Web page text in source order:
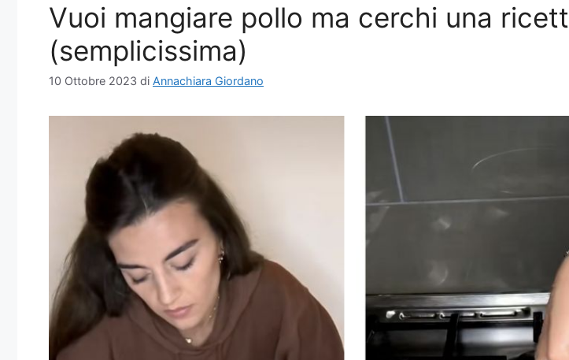
Vuoi mangiare pollo ma cerchi una
(semplicissima)
10 Ottobre 2023 di Annachiara Giordano